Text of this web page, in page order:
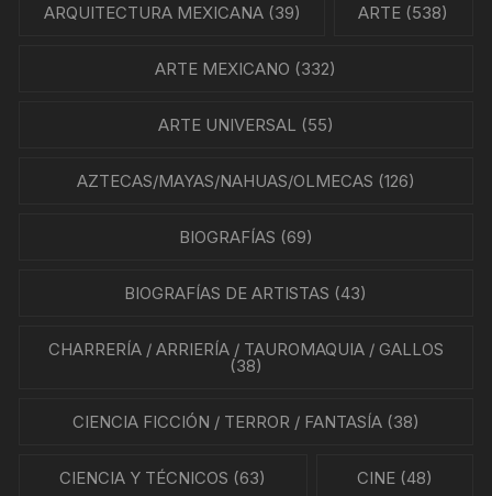
ARQUITECTURA MEXICANA(39) ARTE (538)
ARTE MEXICANO (332)
ARTE UNIVERSAL (55)
AZTECAS/MAYAS/NAHUAS/OLMECAS (126)
BIOGRAFÍAS (69)
BIOGRAFÍAS DE ARTISTAS (43)
CHARRERÍA / ARRIERÍA / TAUROMAQUIA / GALLOS
(38)
CIENCIA FICCIÓN / TERROR / FANTASÍA(38)
CIENCIA Y TÉCNICOS (63) CINE(48)